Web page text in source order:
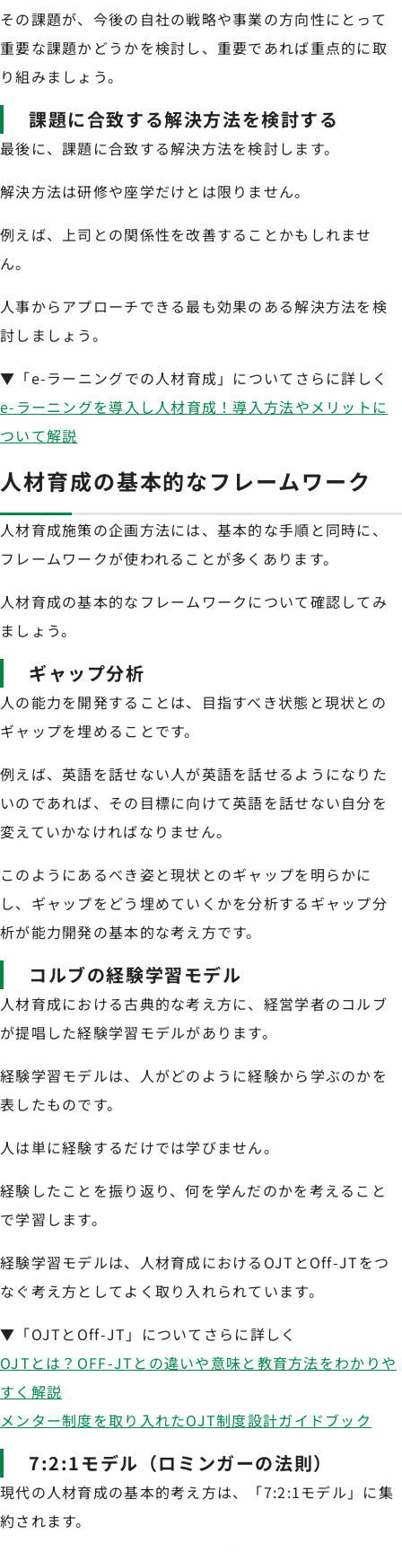
その課題が、今後の自社の戦略や事業の方向性にとって
重要な課題かどうかを検討し、重要であれば重点的に取
り組みましょう。
課題に合致する解決方法を検討する
最後に、課題に合致する解決方法を検討します。
解決方法は研修や座学だけとは限りません。
例えば、上司との関係性を改善することかもしれませ
ん。
人事からアプローチできる最も効果のある解決方法を検
討しましょう。
▼「e-ラーニングでの人材育成」についてさらに詳しく
e-ラーニングを導入し人材育成！導入方法やメリットに
ついて解説
人材育成の基本的なフレームワーク
人材育成施策の企画方法には、基本的な手順と同時に、
フレームワークが使われることが多くあります。
人材育成の基本的なフレームワークについて確認してみ
ましょう。
ギャップ分析
人の能力を開発することは、目指すべき状態と現状との
ギャップを埋めることです。
例えば、英語を話せない人が英語を話せるようになりた
いのであれば、その目標に向けて英語を話せない自分を
変えていかなければなりません。
このようにあるべき姿と現状とのギャップを明らかに
し、ギャップをどう埋めていくかを分析するギャップ分
析が能力開発の基本的な考え方です。
コルブの経験学習モデル
人材育成における古典的な考え方に、経営学者のコルブ
が提唱した経験学習モデルがあります。
経験学習モデルは、人がどのように経験から学ぶのかを
表したものです。
人は単に経験するだけでは学びません。
経験したことを振り返り、何を学んだのかを考えること
で学習します。
経験学習モデルは、人材育成におけるOJTとOff-JTをつ
なぐ考え方としてよく取り入れられています。
▼「OJTとOff-JT」についてさらに詳しく
OJTとは？OFF-JTとの違いや意味と教育方法をわかりや
すく解説
メンター制度を取り入れたOJT制度設計ガイドブック
7:2:1モデル（ロミンガーの法則）
現代の人材育成の基本的考え方は、「7:2:1モデル」に集
約されます。